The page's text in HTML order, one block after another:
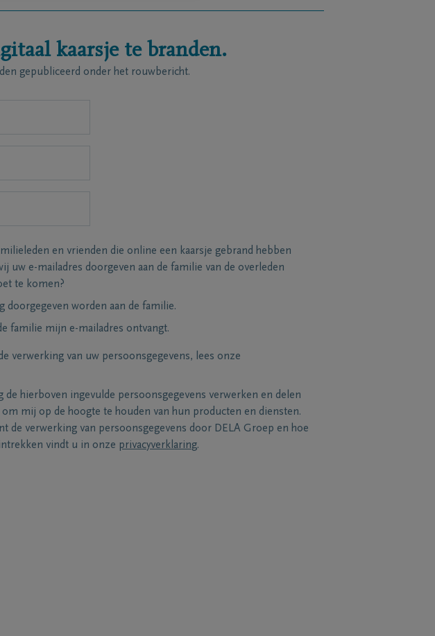
kaarsje te branden.
gepubliceerd onder het rouwbericht.
en vrienden die online een kaarsje gebrand hebben
uw e-mailadres doorgeven aan de familie van de overleden
te komen?
doorgegeven worden aan de familie.
familie mijn e-mailadres ontvangt.
verwerking van uw persoonsgegevens, lees onze
de hierboven ingevulde persoonsgegevens verwerken en delen
mij op de hoogte te houden van hun producten en diensten.
de verwerking van persoonsgegevens door DELA Groep en hoe
vindt u in onze privacyverklaring.